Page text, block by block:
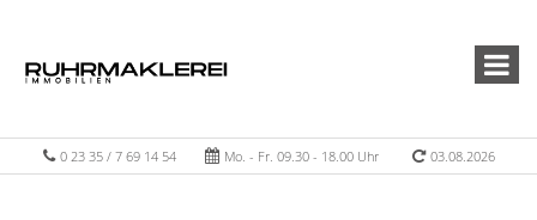
0 23 35 / 7 69 14 54 Mo. - Fr. 09.30 - 18.00 Uhr 03.08.2026